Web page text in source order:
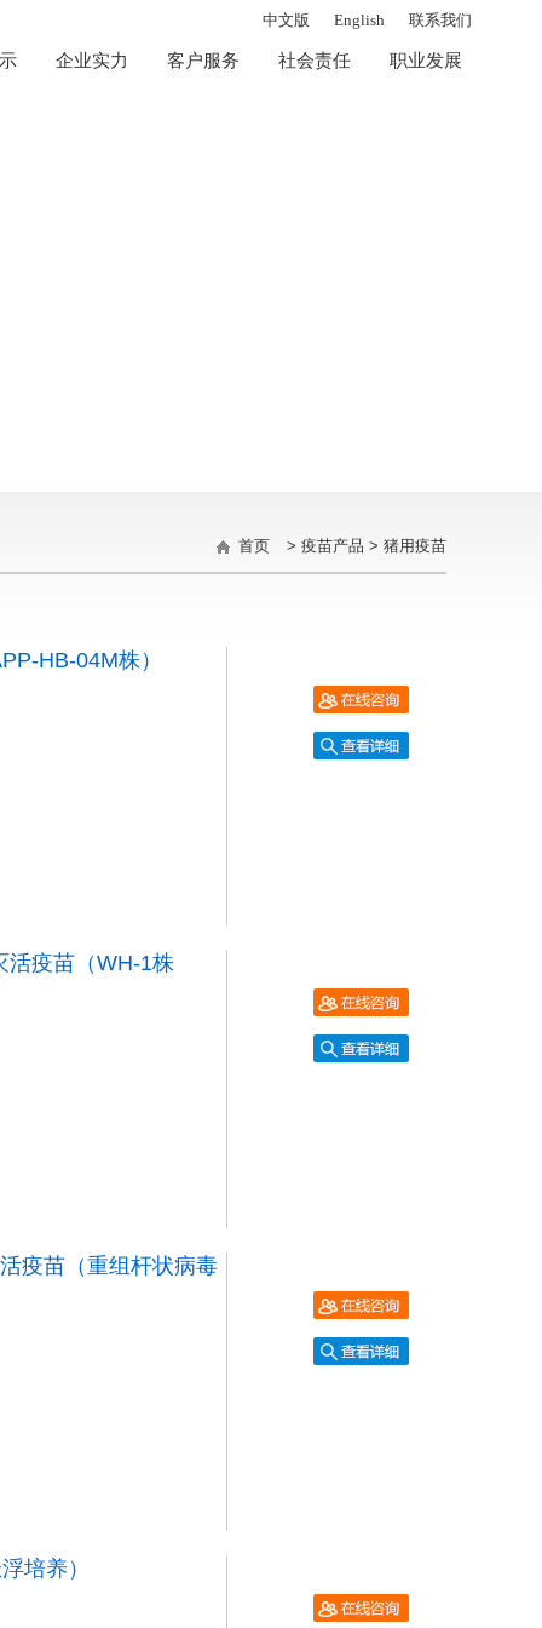
中文版 English 联系我们
企业实力 客户服务 社会责任 职业发展
首页 > 疫苗产品 > 猪用疫苗
HB-04M株）
活疫苗（WH-1株
疫苗（重组杆状病毒
培养）